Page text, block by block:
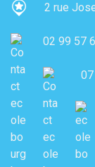
2 rue
02 99 57